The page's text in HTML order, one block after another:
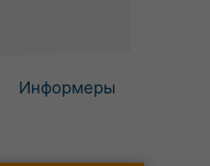
Информеры